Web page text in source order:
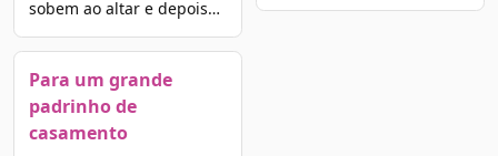
sobem ao altar e depois…
Para um grande
padrinho de
casamento